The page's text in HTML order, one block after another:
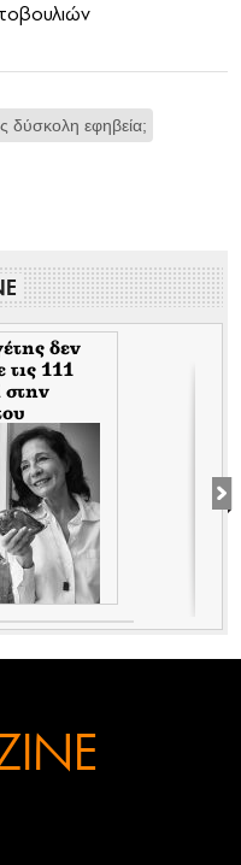
δύσκολη εφηβεία;
δεν
τις 111
στην